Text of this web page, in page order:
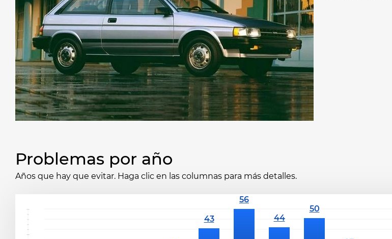
Problemas por año
Años que hay que evitar. Haga clic en las columnas para más detalles.